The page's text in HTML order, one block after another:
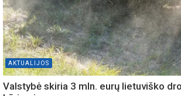
AKTUALIJOS
Valstybė skiria 3 mln. eurų lietuviško